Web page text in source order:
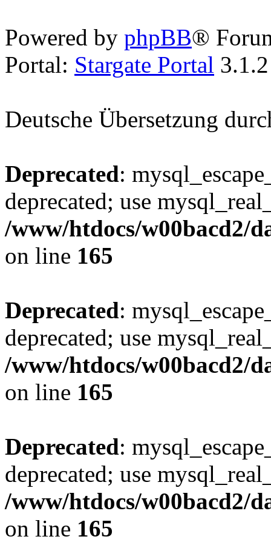
Powered by phpBB®
Portal: Stargate Portal
Deutsche Übersetzung
Deprecated:
deprecated; use
/www/htdocs/w00bacd2/
on line 165
Deprecated:
deprecated; use
/www/htdocs/w00bacd2/
on line 165
Deprecated:
deprecated; use
/www/htdocs/w00bacd2/
on line 165